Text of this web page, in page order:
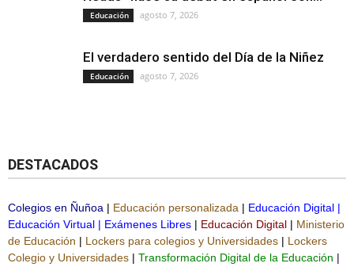
Educación agosto 7, 2026
El verdadero sentido del Día de la Niñez
Educación agosto 7, 2026
DESTACADOS
Colegios en Ñuñoa | Educación personalizada | Educación Digital |
Educación Virtual | Exámenes Libres | Educación Digital | Ministerio
de Educación | Lockers para colegios y Universidades | Lockers
Colegio y Universidades | Transformación Digital de la Educación |